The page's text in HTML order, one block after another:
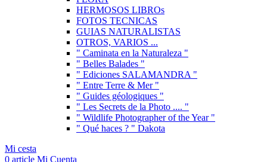
HERMOSOS LIBROs
FOTOS TECNICAS
GUIAS NATURALISTAS
OTROS, VARIOS ...
" Caminata en la Naturaleza "
" Belles Balades "
" Ediciones SALAMANDRA "
" Entre Terre & Mer "
" Guides géologiques "
" Les Secrets de la Photo .... "
" Wildlife Photographer of the Year "
" Qué haces ? " Dakota
Mi cesta
0 article Mi Cuenta